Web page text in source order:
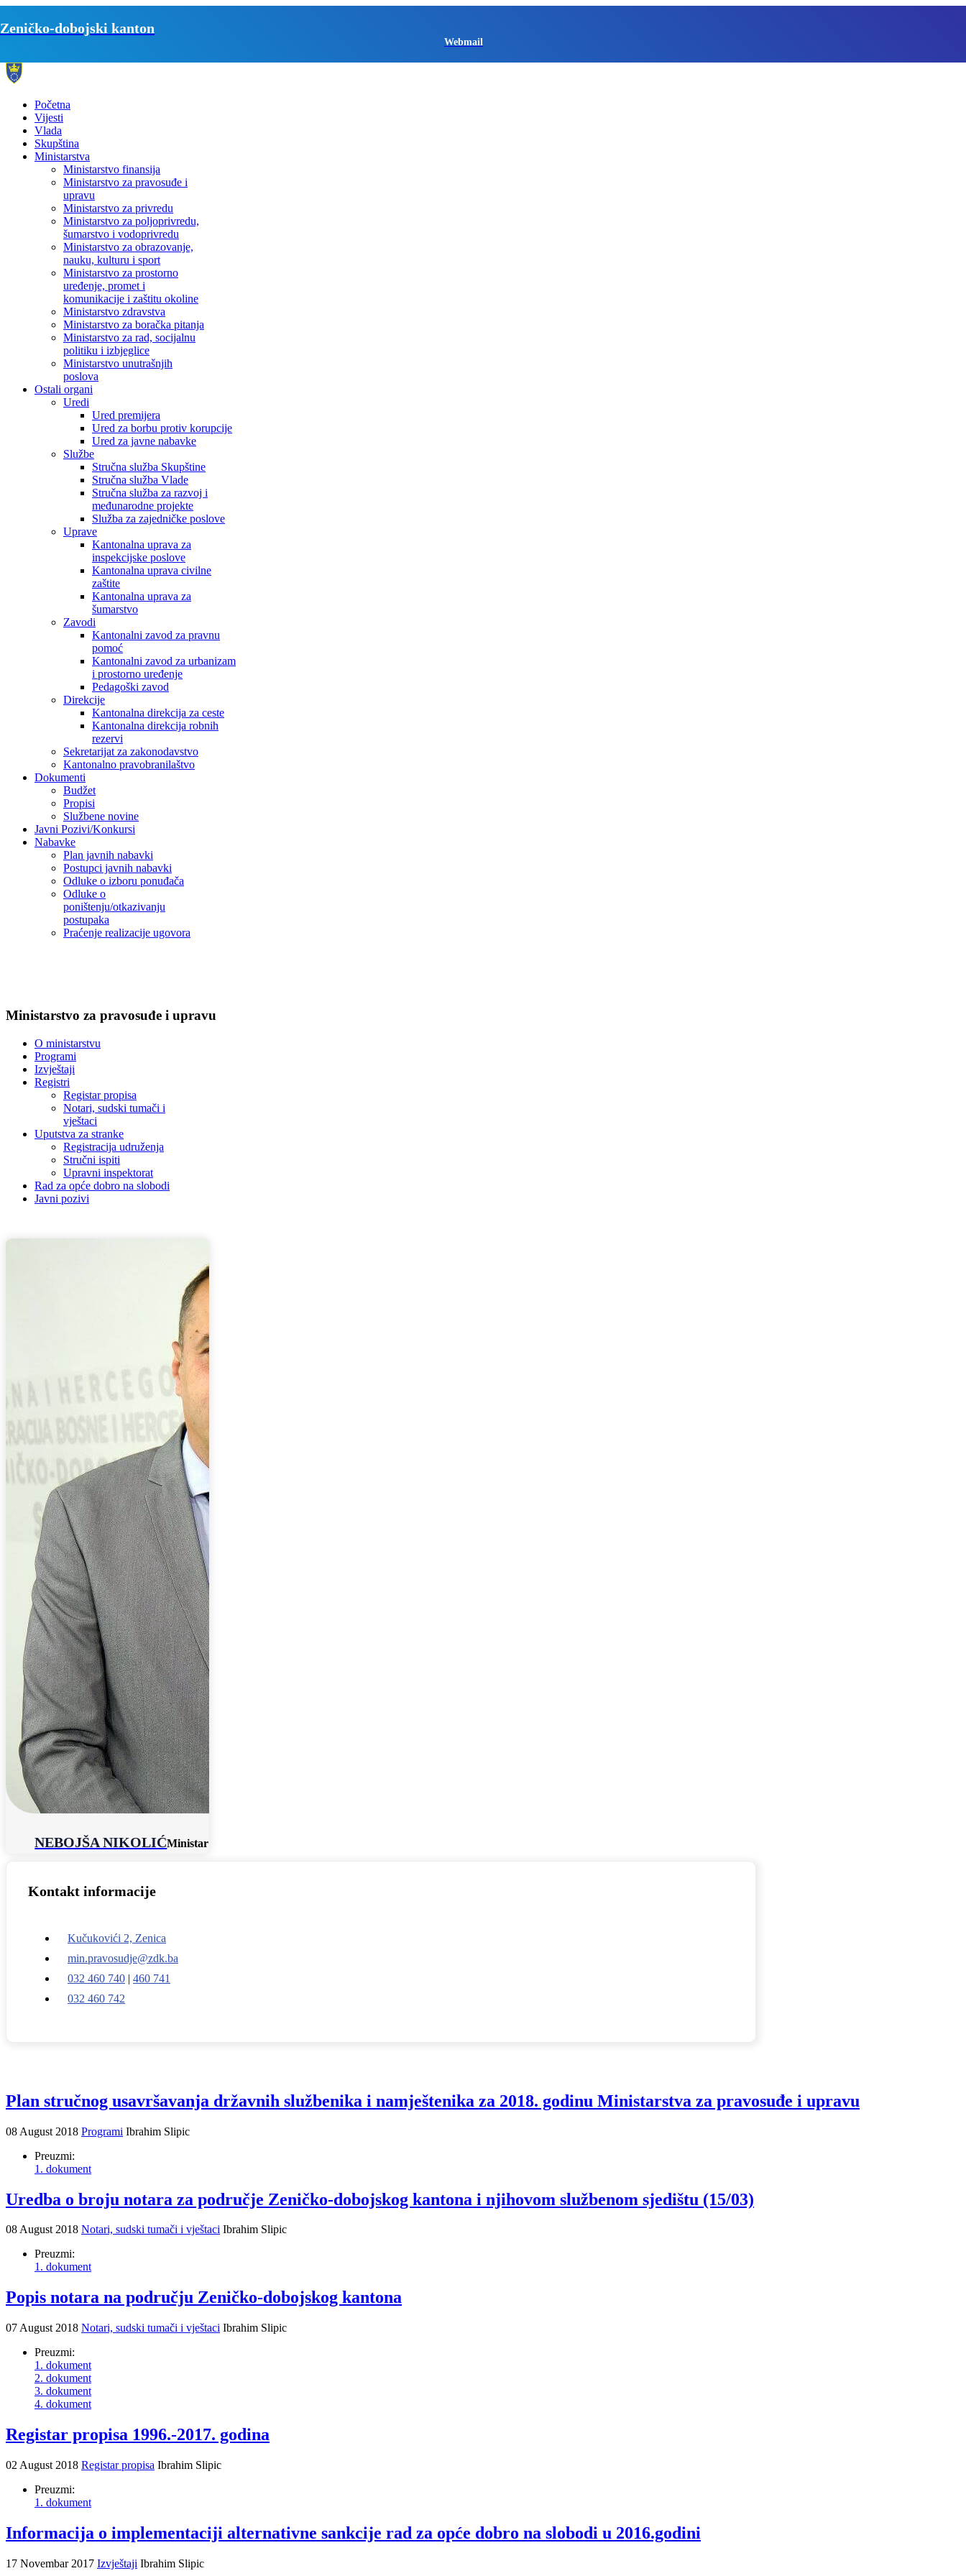
Zeničko-dobojski kanton
Webmail
Početna
Vijesti
Vlada
Skupština
Ministarstva
Ministarstvo finansija
Ministarstvo za pravosuđe i
upravu
Ministarstvo za privredu
Ministarstvo za poljoprivredu,
šumarstvo i vodoprivredu
Ministarstvo za obrazovanje,
nauku, kulturu i sport
Ministarstvo za prostorno
uređenje, promet i
komunikacije i zaštitu okoline
Ministarstvo zdravstva
Ministarstvo za boračka pitanja
Ministarstvo za rad, socijalnu
politiku i izbjeglice
Ministarstvo unutrašnjih
poslova
Ostali organi
Uredi
Ured premijera
Ured za borbu protiv korupcije
Ured za javne nabavke
Službe
Stručna služba Skupštine
Stručna služba Vlade
Stručna služba za razvoj i
međunarodne projekte
Služba za zajedničke poslove
Uprave
Kantonalna uprava za
inspekcijske poslove
Kantonalna uprava civilne
zaštite
Kantonalna uprava za
šumarstvo
Zavodi
Kantonalni zavod za pravnu
pomoć
Kantonalni zavod za urbanizam
i prostorno uređenje
Pedagoški zavod
Direkcije
Kantonalna direkcija za ceste
Kantonalna direkcija robnih
rezervi
Sekretarijat za zakonodavstvo
Kantonalno pravobranilaštvo
Dokumenti
Budžet
Propisi
Službene novine
Javni Pozivi/Konkursi
Nabavke
Plan javnih nabavki
Postupci javnih nabavki
Odluke o izboru ponuđača
Odluke o
poništenju/otkazivanju
postupaka
Praćenje realizacije ugovora
Ministarstvo za pravosuđe i upravu
O ministarstvu
Programi
Izvještaji
Registri
Registar propisa
Notari, sudski tumači i
vještaci
Uputstva za stranke
Registracija udruženja
Stručni ispiti
Upravni inspektorat
Rad za opće dobro na slobodi
Javni pozivi
NEBOJŠA NIKOLIĆMinistar
Kontakt informacije
Kučukovići 2, Zenica
min.pravosudje@zdk.ba
032 460 740 | 460 741
032 460 742
Plan stručnog usavršavanja državnih službenika i namještenika za 2018. godinu Ministarstva za pravosuđe i upravu
08 August 2018 Programi Ibrahim Slipic
Preuzmi:
1. dokument
Uredba o broju notara za područje Zeničko-dobojskog kantona i njihovom službenom sjedištu (15/03)
08 August 2018 Notari, sudski tumači i vještaci Ibrahim Slipic
Preuzmi:
1. dokument
Popis notara na području Zeničko-dobojskog kantona
07 August 2018 Notari, sudski tumači i vještaci Ibrahim Slipic
Preuzmi:
1. dokument
2. dokument
3. dokument
4. dokument
Registar propisa 1996.-2017. godina
02 August 2018 Registar propisa Ibrahim Slipic
Preuzmi:
1. dokument
Informacija o implementaciji alternativne sankcije rad za opće dobro na slobodi u 2016.godini
17 Novembar 2017 Izvještaji Ibrahim Slipic